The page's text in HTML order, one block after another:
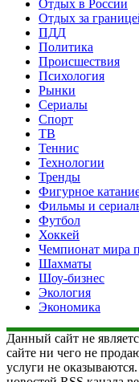
Отдых в России
Отдых за
ПДД
Политика
Происшествия
Психология
Рынки
Сериалы
Спорт
ТВ
Теннис
Технологии
Тренды
Фигурное
Фильмы и
Футбол
Хоккей
Чемпионат мира
Шахматы
Шоу-бизнес
Экология
Экономика
Данный сайт не
сайте ни чего не
услуги не